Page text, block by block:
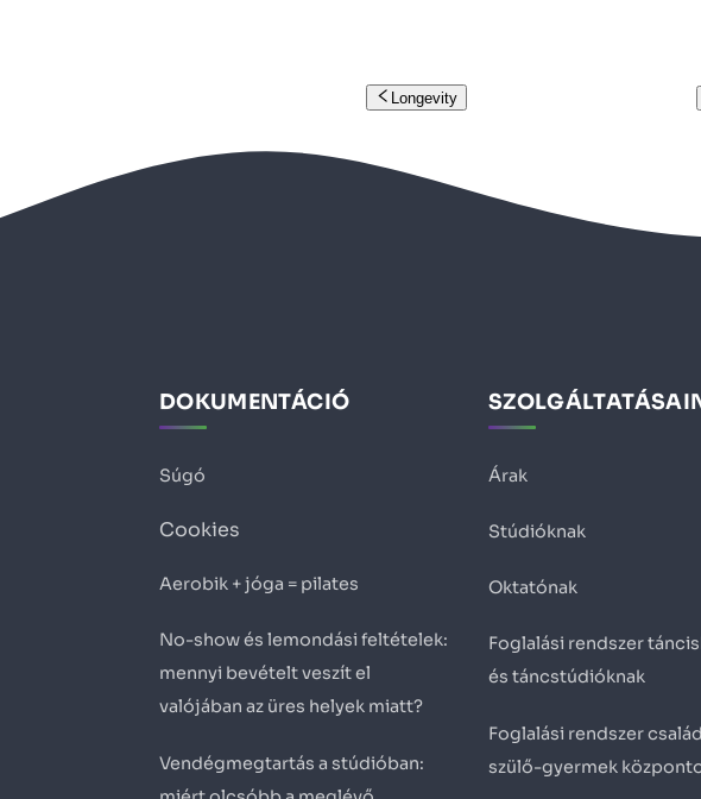
Longevity
DOKUMENTÁCIÓ
Súgó
Cookies
Aerobik + jóga = pilates
No-show és lemondási feltételek:
mennyi bevételt veszít el
valójában az üres helyek miatt?
Vendégmegtartás a stúdióban:
Árak
Stúdióknak
Oktatónak
Foglalási rendszer
és táncstúdióknak
Foglalási rendszer
szülő-gyermek